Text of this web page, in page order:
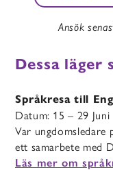
Ansök
Dessa läger
Språkresa till
Datum: 15 – 29 Juni
Var ungdomsledare
ett samarbete med
Läs mer om